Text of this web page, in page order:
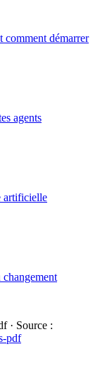
comment démarrer
agents
artificielle
· Source :
pdf